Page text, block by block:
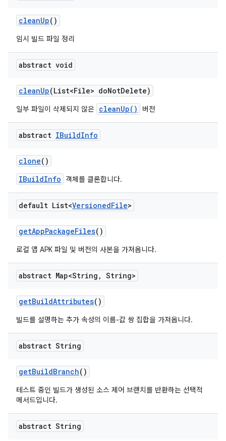
cleanUp()
임시 빌드 파일 정리
abstract void
cleanUp(List<File> doNotDelete)
일부 파일이 삭제되지 않은 cleanUp() 버전
abstract IBuildInfo
clone()
IBuildInfo
객체를 클론합니다.
default List<VersionedFile>
getAppPackageFiles()
로컬 앱 APK 파일 및 버전의 사본을 가져옵니다.
abstract Map<String , String>
getBuildAttributes()
빌드를 설명하는 추가 속성의 이름-값 쌍 집합을 가져옵니다.
abstract String
getBuildBranch()
테스트 중인 빌드가 생성된 소스 제어 브랜치를 반환하는 선택적
메서드입니다.
abstract String